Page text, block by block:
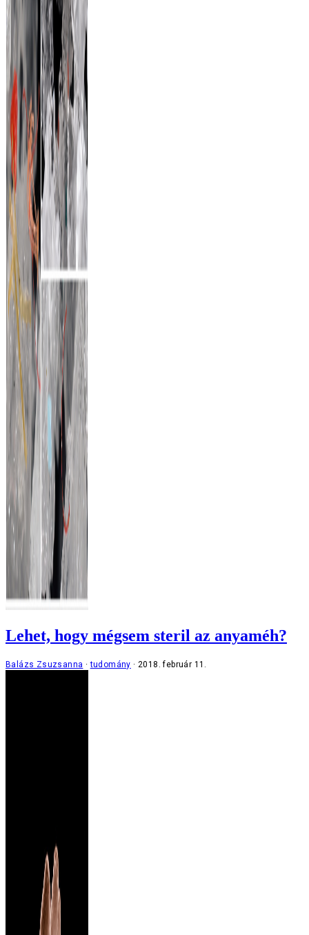
Lehet, hogy mégsem steril az anyaméh?
Balázs Zsuzsanna tudomány 2018. február 11.